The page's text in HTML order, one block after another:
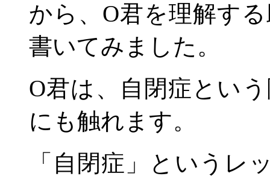
から、 O君を理解す
書いてみました。
O君は、自閉症とい
にも触れます。
「自閉症」というレ